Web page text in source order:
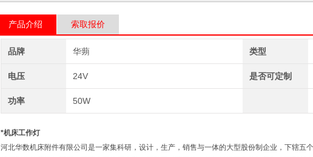
产品介绍 索取报价
品牌 华蒴 类型
电压 24V 是否可定制
功率 50W
*机床工作灯
河北华数机床附件有限公司是一家集科研，设计，生产，销售与一体的大型股份制企业，下辖五